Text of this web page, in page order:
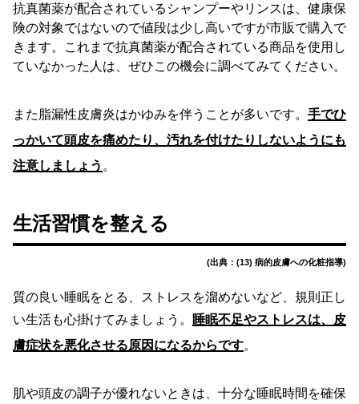
抗真菌薬が配合されているシャンプーやリンスは、健康保
険の対象ではないので値段は少し高いですが市販で購入で
きます。これまで抗真菌薬が配合されている商品を使用し
ていなかった人は、ぜひこの機会に調べてみてください。
また脂漏性皮膚炎はかゆみを伴うことが多いです。 手でひ
っかいて頭皮を痛めたり、汚れを付けたりしないようにも
注意しましょう 。
生活習慣を整える
(出典：(13) 病的皮膚への化粧指導)
質の良い睡眠をとる、ストレスを溜めないなど、規則正し
い生活も心掛けてみましょう。
睡眠不足やストレスは、皮
膚症状を悪化させる原因になるからです。
肌や頭皮の調子が優れないときは、十分な睡眠時間を確保